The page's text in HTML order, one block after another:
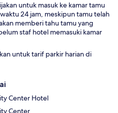
untuk masuk ke kamar tamu
24 jam, meskipun tamu telah
memberi tahu tamu yang
staf hotel memasuki kamar
untuk tarif parkir harian di
Center Hotel
Center